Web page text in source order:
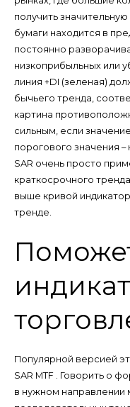
получить
бумаги находится в
постоянно
низкоприбыльных или
линия +DI (зеленая)
бычьего тренда,
картина
сильным, если
порогового значения
SAR очень просто
краткосрочного
выше кривой
тренде.
Популярной версией
SAR MTF . Говорить о
в нужном направлении